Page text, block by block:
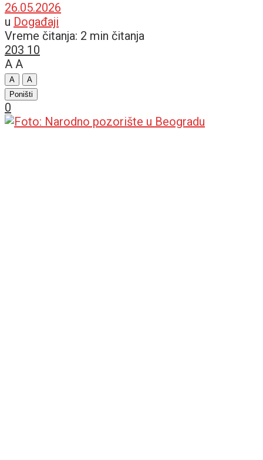
26.05.2026
u Događaji
Vreme čitanja: 2 min čitanja
203 10
A A
A
A
Poništi
0